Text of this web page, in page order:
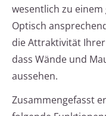
wesentlich zu
Optisch
die Attraktivität
dass Wände und
aussehen.
Zusammengefasst